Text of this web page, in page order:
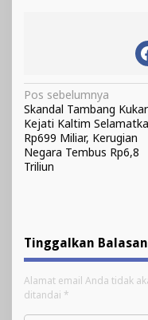
Navigasi
pos
Pos sebelumnya
Skandal Tambang
Kejati Kaltim
Rp699 Miliar, Kerugian
Negara Tembus Rp6,8
Triliun
Tinggalkan Balasan
Alamat email Anda tidak
ditandai *